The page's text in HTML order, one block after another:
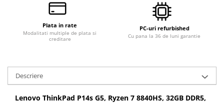
Plata in rate
Modalitati multiple de plata si
creditare
PC-uri refurbished
Cu pana la 36 de luni garantie
Descriere
Lenovo ThinkPad P14s G5, Ryzen 7 8840HS, 32GB DDR5,